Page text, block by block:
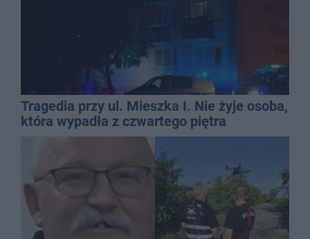
Tragedia przy ul. Mieszka I. Nie żyje osoba,
która wypadła z czwartego piętra